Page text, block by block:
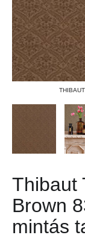
Thibaut
Brown
mintás